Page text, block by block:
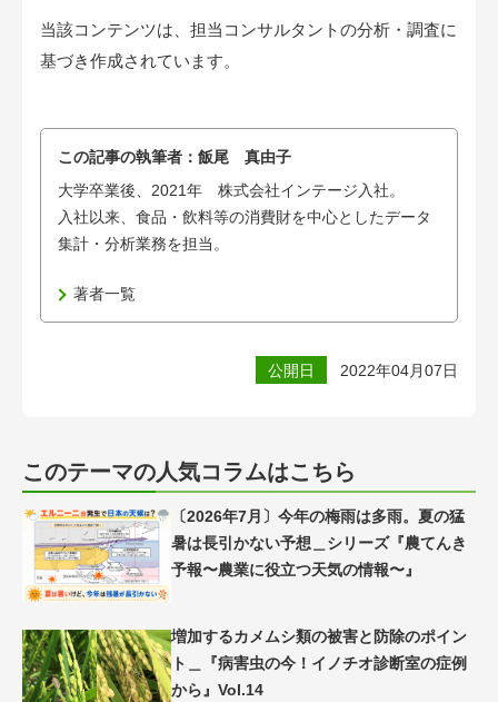
当該コンテンツは、担当コンサルタントの分析・調査に
基づき作成されています。
この記事の執筆者： 飯尾 真由子
大学卒業後、2021年 株式会社インテージ入社。
入社以来、食品・飲料等の消費財を中心としたデータ
集計・分析業務を担当。
著者一覧
公開日 2022年04月07日
このテーマの人気コラムはこちら
〔2026年7月〕今年の梅雨は多雨。夏の猛
暑は長引かない予想＿シリーズ『農てんき
予報〜農業に役立つ天気の情報〜』
増加するカメムシ類の被害と防除のポイン
ト＿『病害虫の今！イノチオ診断室の症例
から』Vol.14